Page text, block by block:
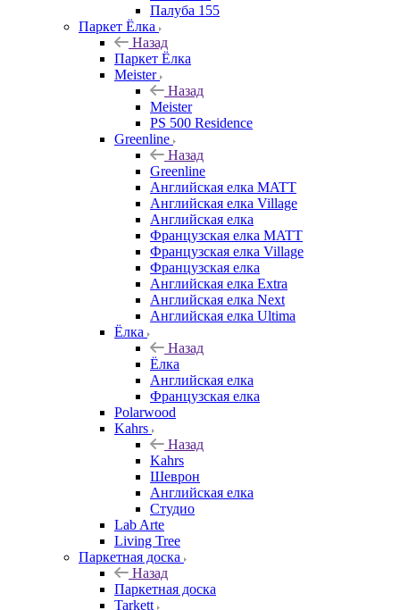
Палуба 155
Паркет Ёлка
Назад
Паркет Ёлка
Meister
Назад
Meister
PS 500 Residence
Greenline
Назад
Greenline
Английская елка MATT
Английская елка Village
Английская елка
Французская елка MATT
Французская елка Village
Французская елка
Английская елка Extra
Английская елка Next
Английская елка Ultima
Ёлка
Назад
Ёлка
Английская елка
Французская елка
Polarwood
Kahrs
Назад
Kahrs
Шеврон
Английская елка
Студио
Lab Arte
Living Tree
Паркетная доска
Назад
Паркетная доска
Tarkett